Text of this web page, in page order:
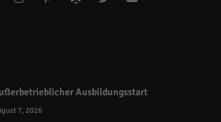
Ausbildungsstart
7, 2026